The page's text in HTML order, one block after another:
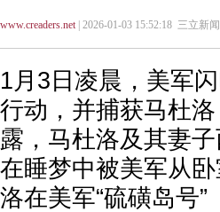
www.creaders.net| 2026-01-03 15:52:18 三立新闻 |
1月3日凌晨，美军
行动，并捕获马杜
露，马杜洛及其妻
在睡梦中被美军从
洛在美军“硫磺岛号